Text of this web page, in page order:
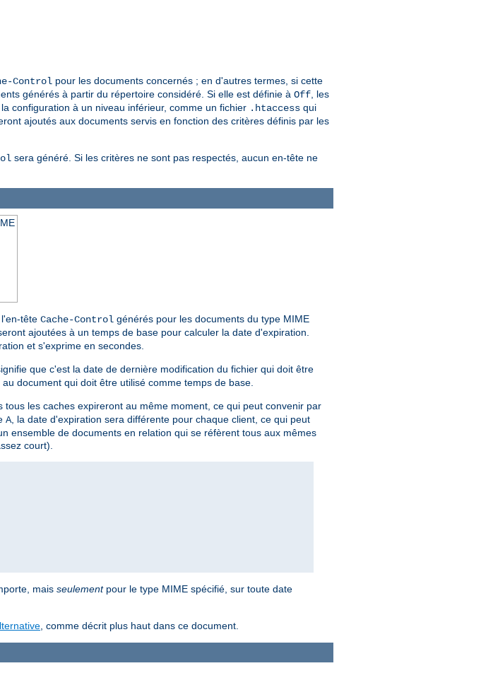
Control pour les documents concernés ; en d'autres termes, si cette
générés à partir du répertoire considéré. Si elle est définie à Off, les
configuration à un niveau inférieur, comme un fichier .htaccess qui
ajoutés aux documents servis en fonction des critères définis par les
sera généré. Si les critères ne sont pas respectés, aucun en-tête ne
tête Cache-Control générés pour les documents du type MIME
ajoutées à un temps de base pour calculer la date d'expiration.
et s'exprime en secondes.
que c'est la date de dernière modification du fichier qui doit être
document qui doit être utilisé comme temps de base.
tous les caches expireront au même moment, ce qui peut convenir par
A , la date d'expiration sera différente pour chaque client, ce qui peut
ensemble de documents en relation qui se réfèrent tous aux mêmes
court).
mais seulementpour le type MIME spécifié, sur toute date
, comme décrit plus haut dans ce document.